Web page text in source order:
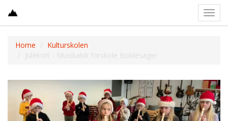
Home
Kulturskolen
Julekort - Musikalsk forskole Boldesager